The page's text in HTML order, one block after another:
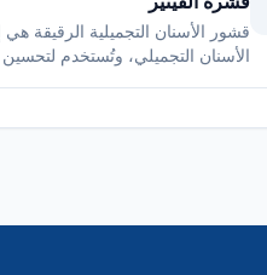
قشور الأسنان التجميلية الرقيقة
الأسنان التجميلي، وتُستخدم